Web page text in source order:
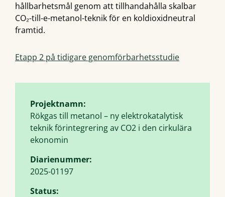
hållbarhetsmål genom att tillhandahålla skalbar
CO₂-till-e-metanol-teknik för en koldioxidneutral
framtid.
Etapp 2 på tidigare genomförbarhetsstudie
Projektnamn:
Rökgas till metanol – ny elektrokatalytisk
teknik förintegrering av CO2 i den cirkulära
ekonomin
Diarienummer:
2025-01197
Status: